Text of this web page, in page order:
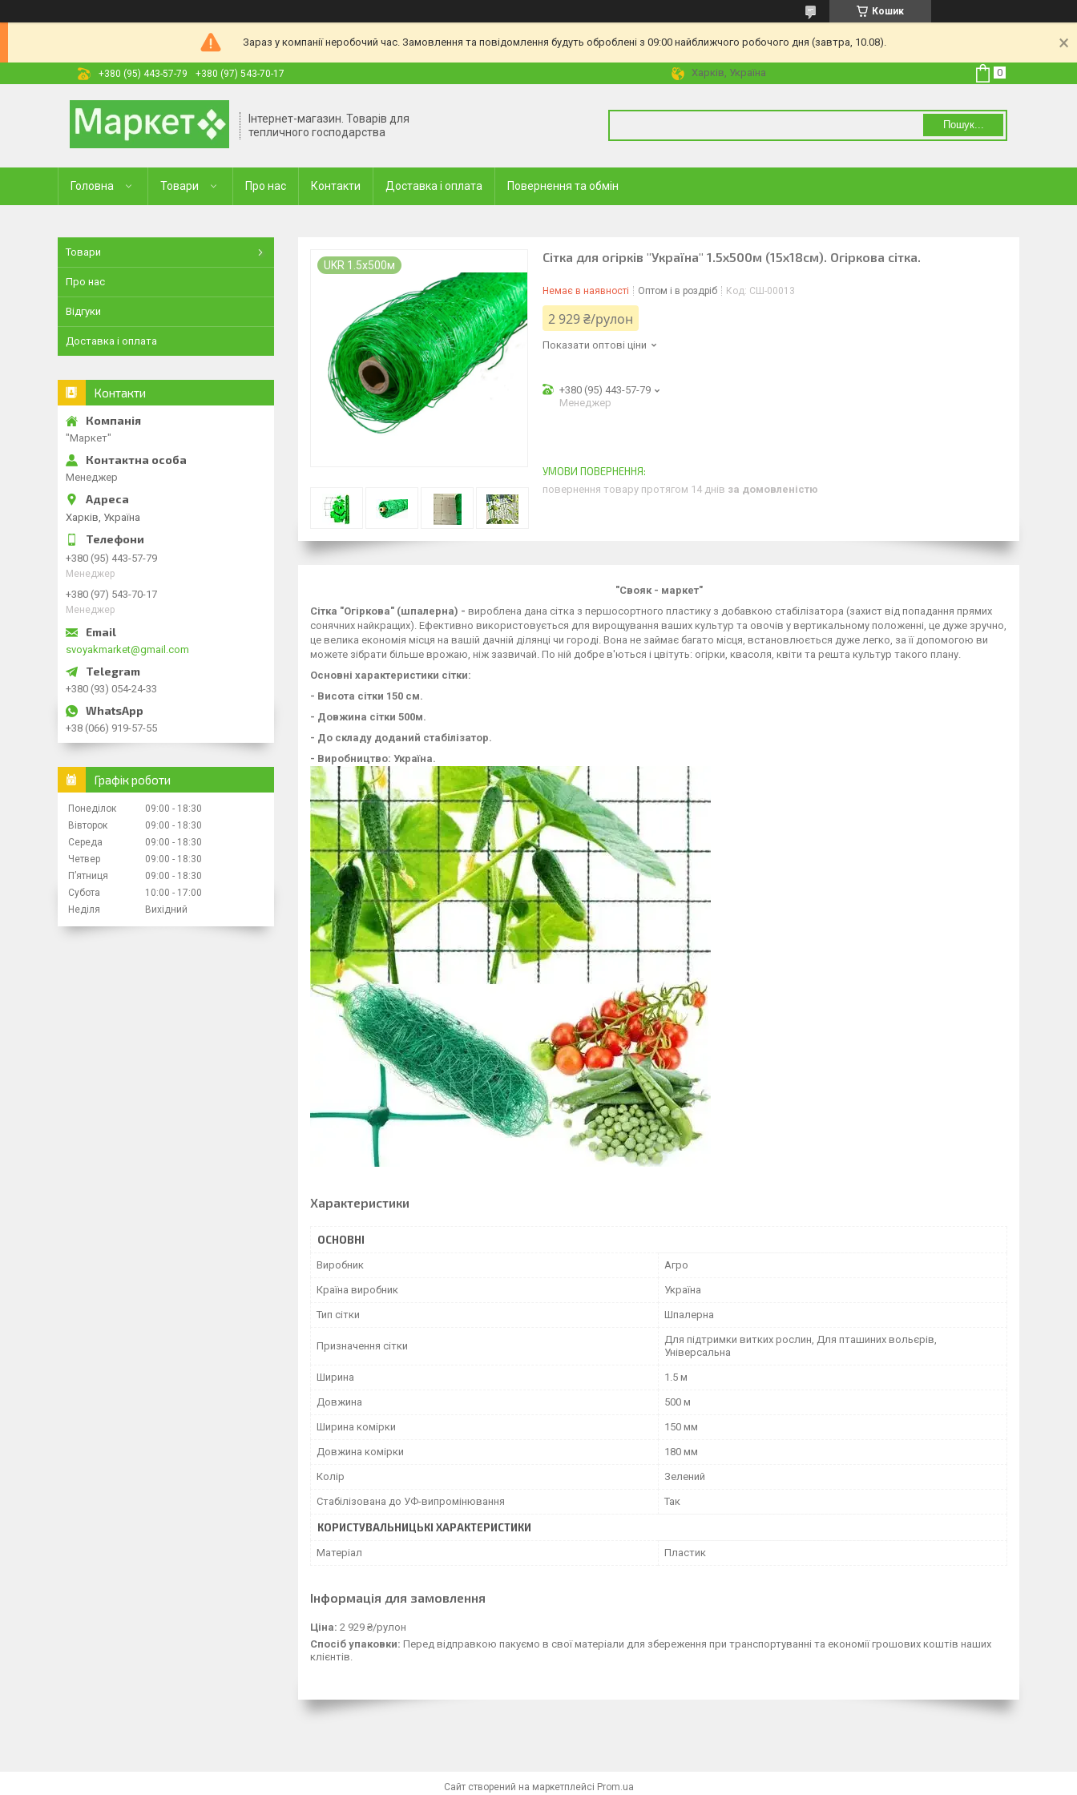
Кошик
Зараз у компанії неробочий час. Замовлення та повідомлення будуть оброблені з 09:00 найближчого робочого дня (завтра, 10.08).
+380 (95) 443-57-79 +380 (97) 543-70-17 Харків, Україна
Інтернет-магазин. Товарів для
тепличного господарства
Пошук...
Головна Товари Про нас Контакти Доставка і оплата Повернення та обмін
UKR 1.5x500м
Сітка для огірків "Україна" 1.5х500м (15х18см). Огіркова сітка.
Немає в наявності Оптом і в роздріб Код: СШ-00013
2 929 ₴/рулон
Показати оптові ціни
+380 (95) 443-57-79
Менеджер
повернення товару протягом 14 днів за домовленістю
"Свояк - маркет"
Сітка "Огіркова" (шпалерна) - вироблена дана сітка з першосортного пластику з добавкою стабілізатора (захист від попадання прямих
сонячних найкращих). Ефективно використовується для вирощування ваших культур та овочів у вертикальному положенні, це дуже зручно,
це велика економія місця на вашій дачній ділянці чи городі. Вона не займає багато місця, встановлюється дуже легко, за її допомогою ви
можете зібрати більше врожаю, ніж зазвичай. По ній добре в'ються і цвітуть: огірки, квасоля, квіти та решта культур такого плану.
Основні характеристики сітки:
- Висота сітки 150 см.
- Довжина сітки 500м.
- До складу доданий стабілізатор.
- Виробництво: Україна.
Характеристики
ОСНОВНІ
Виробник Агро
Країна виробник Україна
Тип сітки Шпалерна
Призначення сітки
Для підтримки витких рослин, Для пташиних вольєрів,
Універсальна
Ширина 1.5 м
Довжина 500 м
Ширина комірки 150 мм
Довжина комірки 180 мм
Колір Зелений
Стабілізована до УФ-випромінювання Так
КОРИСТУВАЛЬНИЦЬКІ ХАРАКТЕРИСТИКИ
Матеріал Пластик
Інформація для замовлення
Ціна: 2 929 ₴/рулон
Спосіб упаковки: Перед відправкою пакуємо в свої матеріали для збереження при транспортуванні та економії грошових коштів наших
клієнтів.
Товари
Про нас
Відгуки
Доставка і оплата
Контакти
"Маркет"
Менеджер
Харків, Україна
+380 (95) 443-57-79
Менеджер
+380 (97) 543-70-17
Менеджер
svoyakmarket@gmail.com
+380 (93) 054-24-33
+38 (066) 919-57-55
Графік роботи
Понеділок 09:00
18:30
Вівторок
09:00
18:30
Середа
09:00
18:30
Четвер
09:00
18:30
Пʼятниця
09:00
18:30
Субота
10:00
17:00
Неділя
Вихідний
Сайт створений на маркетплейсі Prom.ua